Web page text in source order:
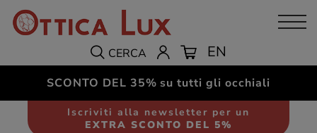
CERCA EN
SCONTO DEL 35% su tutti gli occhiali
Iscriviti alla newsletter per un
EXTRA SCONTO DEL 5%
Occhiali da sole Donna